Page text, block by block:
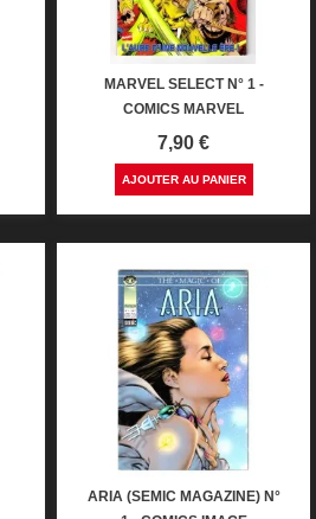
MARVEL SELECT N° 1 -
COMICS MARVEL
Prix
7,90 €
AJOUTER AU PANIER
ARIA (SEMIC MAGAZINE) N°